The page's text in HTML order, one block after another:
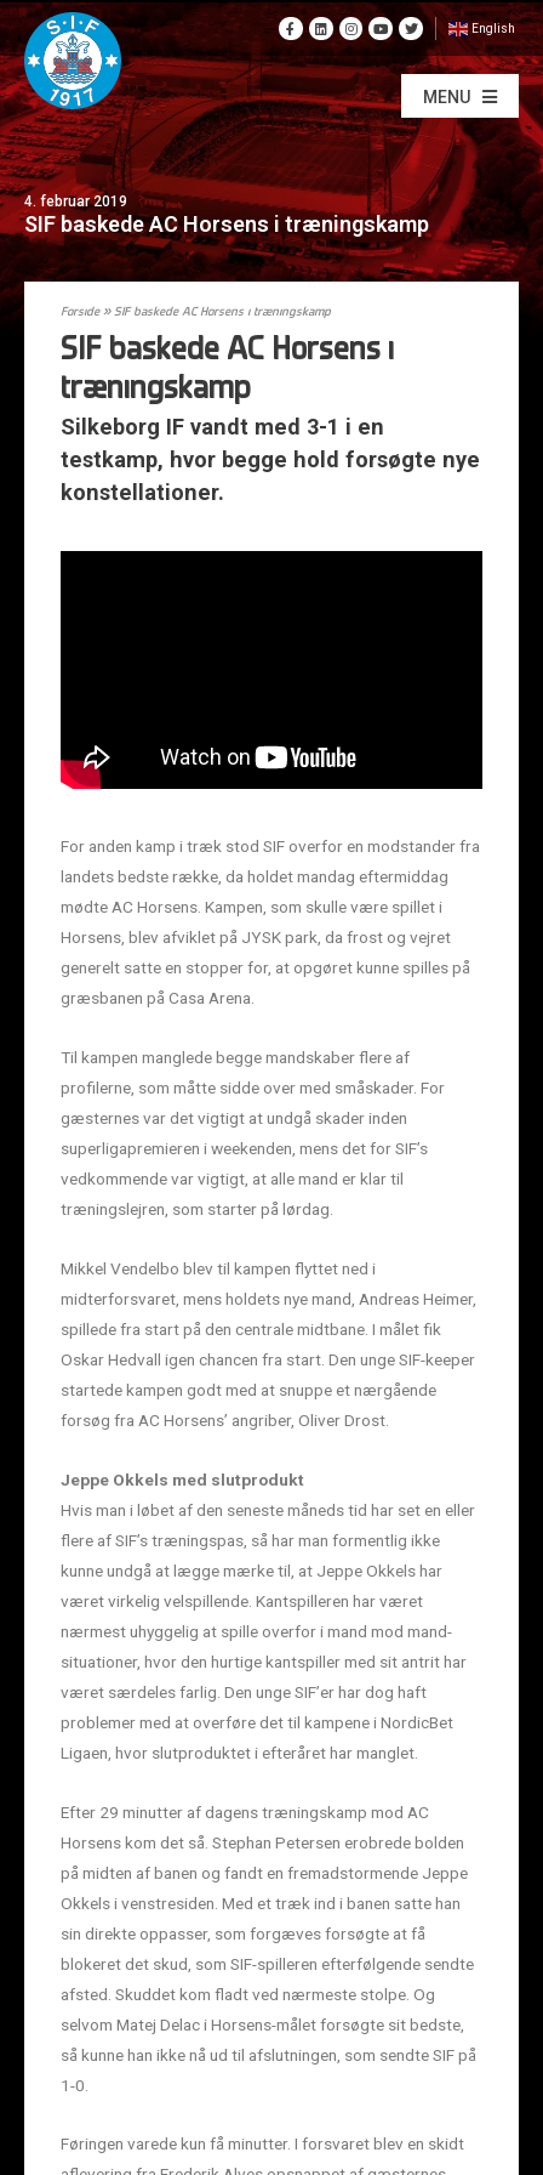
English
MENU
4. februar 2019
SIF baskede AC Horsens i træningskamp
Forside»SIF baskede AC Horsens i træningskamp
SIF baskede AC Horsens i
træningskamp
Silkeborg IF vandt med 3-1 i en
testkamp, hvor begge hold forsøgte nye
konstellationer.
For anden kamp i træk stod SIF overfor en modstander fra
landets bedste række, da holdet mandag eftermiddag
mødte AC Horsens. Kampen, som skulle være spillet i
Horsens, blev afviklet på JYSK park, da frost og vejret
generelt satte en stopper for, at opgøret kunne spilles på
græsbanen på Casa Arena.
Til kampen manglede begge mandskaber flere af
profilerne, som måtte sidde over med småskader. For
gæsternes var det vigtigt at undgå skader inden
superligapremieren i weekenden, mens det for SIF’s
vedkommende var vigtigt, at alle mand er klar til
træningslejren, som starter på lørdag.
Mikkel Vendelbo blev til kampen flyttet ned i
midterforsvaret, mens holdets nye mand, Andreas Heimer,
spillede fra start på den centrale midtbane. I målet fik
Oskar Hedvall igen chancen fra start. Den unge SIF-keeper
startede kampen godt med at snuppe et nærgående
forsøg fra AC Horsens’ angriber, Oliver Drost.
Jeppe Okkels med slutprodukt
Hvis man i løbet af den seneste måneds tid har set en eller
flere af SIF’s træningspas, så har man formentlig ikke
kunne undgå at lægge mærke til, at Jeppe Okkels har
været virkelig velspillende. Kantspilleren har været
nærmest uhyggelig at spille overfor i mand mod mand-
situationer, hvor den hurtige kantspiller med sit antrit har
været særdeles farlig. Den unge SIF’er har dog haft
problemer med at overføre det til kampene i NordicBet
Ligaen, hvor slutproduktet i efteråret har manglet.
Efter 29 minutter af dagens træningskamp mod AC
Horsens kom det så. Stephan Petersen erobrede bolden
på midten af banen og fandt en fremadstormende Jeppe
Okkels i venstresiden. Med et træk ind i banen satte han
sin direkte oppasser, som forgæves forsøgte at få
blokeret det skud, som SIF-spilleren efterfølgende sendte
afsted. Skuddet kom fladt ved nærmeste stolpe. Og
selvom Matej Delac i Horsens-målet forsøgte sit bedste,
så kunne han ikke nå ud til afslutningen, som sendte SIF på
1-0.
Føringen varede kun få minutter. I forsvaret blev en skidt